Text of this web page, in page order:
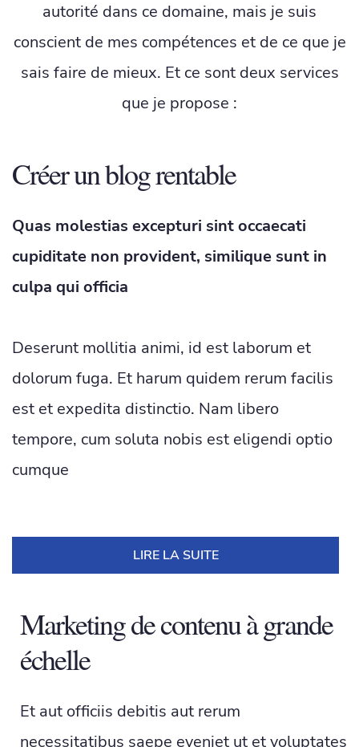
autorité dans ce domaine, mais je suis
conscient de mes compétences et de ce que je
sais faire de mieux. Et ce sont deux services
que je propose :
Créer un blog rentable
Quas molestias excepturi sint occaecati
cupiditate non provident, similique sunt in
culpa qui officia
Deserunt mollitia animi, id est laborum et
dolorum fuga. Et harum quidem rerum facilis
est et expedita distinctio. Nam libero
tempore, cum soluta nobis est eligendi optio
cumque
LIRE LA SUITE
Marketing de contenu à grande
échelle
Et aut officiis debitis aut rerum
necessitatibus saepe eveniet ut et voluptates